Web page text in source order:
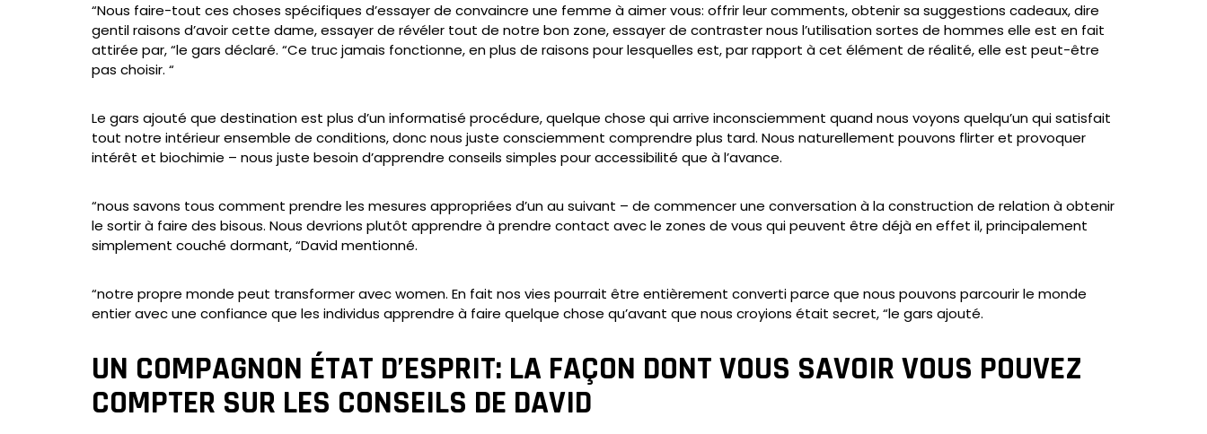
“Nous faire-tout ces choses spécifiques d’essayer de convaincre une femme à aimer vous: offrir leur comments, obtenir sa suggestions cadeaux, dire
gentil raisons d’avoir cette dame, essayer de révéler tout de notre bon zone, essayer de contraster nous l’utilisation sortes de hommes elle est en fait
attirée par, “le gars déclaré. “Ce truc jamais fonctionne, en plus de raisons pour lesquelles est, par rapport à cet élément de réalité, elle est peut-être
pas choisir. “
Le gars ajouté que destination est plus d’un informatisé procédure, quelque chose qui arrive inconsciemment quand nous voyons quelqu’un qui satisfait
tout notre intérieur ensemble de conditions, donc nous juste consciemment comprendre plus tard. Nous naturellement pouvons flirter et provoquer
intérêt et biochimie – nous juste besoin d’apprendre conseils simples pour accessibilité que à l’avance.
“nous savons tous comment prendre les mesures appropriées d’un au suivant – de commencer une conversation à la construction de relation à obtenir
le sortir à faire des bisous. Nous devrions plutôt apprendre à prendre contact avec le zones de vous qui peuvent être déjà en effet il, principalement
simplement couché dormant, “David mentionné.
“notre propre monde peut transformer avec women. En fait nos vies pourrait être entièrement converti parce que nous pouvons parcourir le monde
entier avec une confiance que les individus apprendre à faire quelque chose qu’avant que nous croyions était secret, “le gars ajouté.
UN COMPAGNON ÉTAT D’ESPRIT: LA FAÇON DONT VOUS SAVOIR VOUS POUVEZ
COMPTER SUR LES CONSEILS DE DAVID